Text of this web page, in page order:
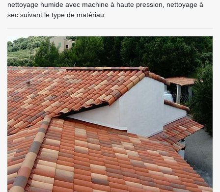
nettoyage humide avec machine à haute pression, nettoyage à
sec suivant le type de matériau.